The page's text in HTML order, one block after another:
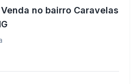
no bairro Caravelas